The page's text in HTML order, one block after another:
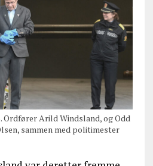
Ordfører Arild Windsland, og Odd
sammen med politimester